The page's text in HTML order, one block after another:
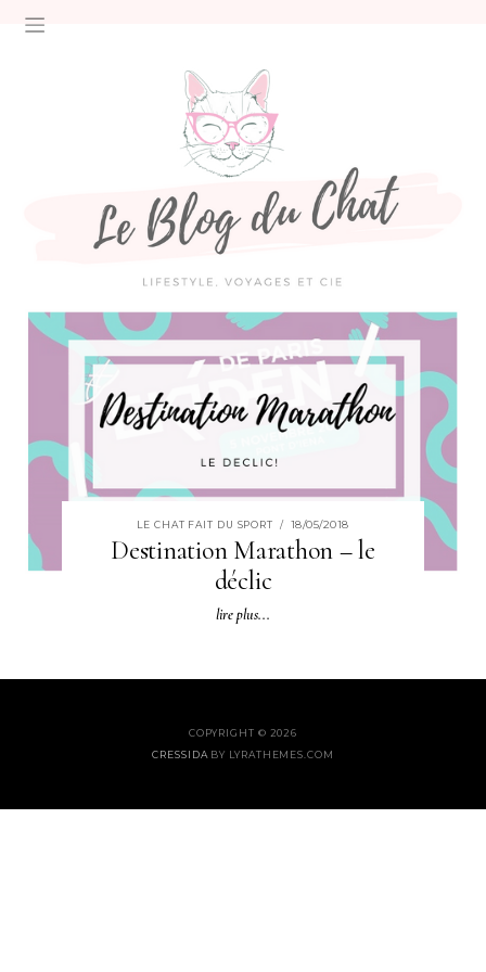
LE CHAT FAIT DU SPORT / 18/05/2018
Destination Marathon – le
déclic
lire plus...
COPYRIGHT © 2026
CRESSIDA BY LYRATHEMES.COM